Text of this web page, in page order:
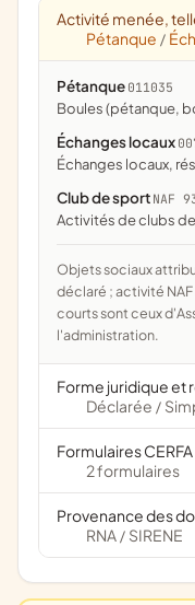
Activité menée,
Pétanque /
Pétanque 011035
Boules (pétanque,
Échanges locaux
échanges locaux,
Club de sport NAF
Activités de clubs
Objets sociaux attribués par l'administration d'après l'objet
déclaré ; activité
courts sont ceux
l'administration.
Forme juridique et
Déclarée /
Formulaires
2 formulaires
Provenance des
RNA / SIRENE